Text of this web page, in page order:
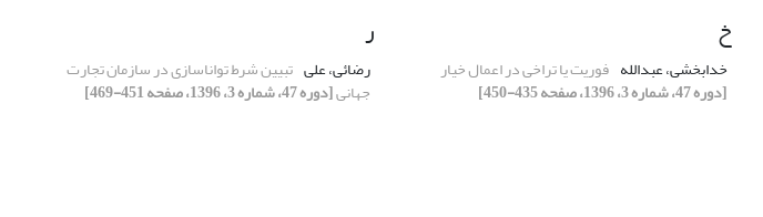
خ
خدابخشی، عبدالله فوریت یا تراخی در اعمال خیار
[دوره 47، شماره 3، 1396، صفحه 435-450]
ر
رضائی، علی تبیین شرط تواناسازی در سازمان تجارت
جهانی[دوره 47، شماره 3، 1396، صفحه 451-469]